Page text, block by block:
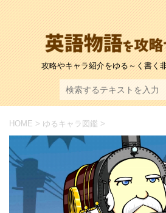
攻略やキャラ紹介をゆる～く書く
HOME > ゆるキャラ図鑑 >